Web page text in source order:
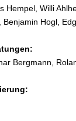
Hempel, Willi
Benjamin Hogl,
Bergmann,